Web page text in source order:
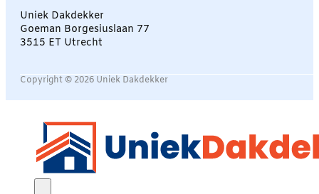
Uniek Dakdekker
Goeman Borgesiuslaan 77
3515 ET Utrecht
Copyright © 2026 Uniek Dakdekker